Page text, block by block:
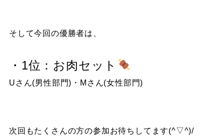
そして今回の優勝者は、
・1位：お肉セット
Uさん(男性部門)・Mさん(女性部門)
次回もたくさんの方の参加お待ちしてます(^▽^)/